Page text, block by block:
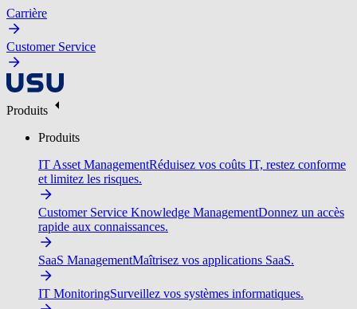
Carrière
Customer Service
Produits
Produits
IT Asset ManagementRéduisez vos coûts IT, restez conforme
et limitez les risques.
Customer Service Knowledge ManagementDonnez un accès
rapide aux connaissances.
SaaS ManagementMaîtrisez vos applications SaaS.
IT MonitoringSurveillez vos systèmes informatiques.